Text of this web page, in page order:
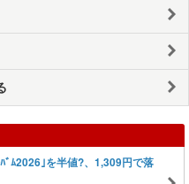
ﾑ2026｣を半値?、1,309円で落